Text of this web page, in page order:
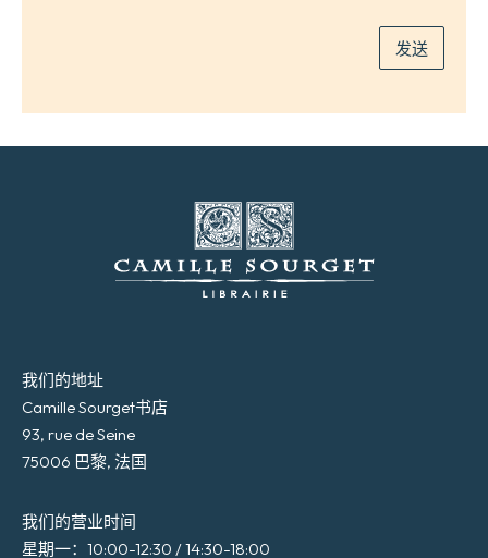
发送
我们的地址
Camille Sourget书店
93, rue de Seine
75006 巴黎, 法国
我们的营业时间
星期一：10:00-12:30 / 14:30-18:00